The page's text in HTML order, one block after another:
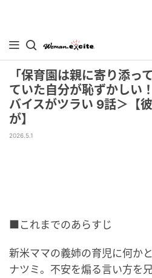
「保育園は親に寄り添っ
ていた自分が恥ずかしい
バイスがツラい 9話＞【
が】
2026.5.1
■これまでのあらすじ
新米ママの義姉の育児に何か
ナツミ。不安を煽る言い方を